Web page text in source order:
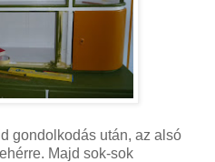
gondolkodás után, az alsó
Majd sok-sok